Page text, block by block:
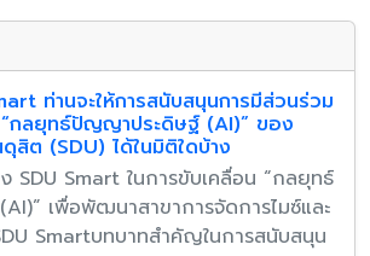
ท่านจะให้การสนับสนุนการมีส่วนร่วม
“กลยุทธ์ปัญญาประดิษฐ์ (AI)” ของ
สิต (SDU) ได้ในมิติใดบ้าง
SDU Smart ในการขับเคลื่อน “กลยุทธ์
เพื่อพัฒนาสาขาการจัดการไมซ์และ
Smartบทบาทสำคัญในการสนับสนุน